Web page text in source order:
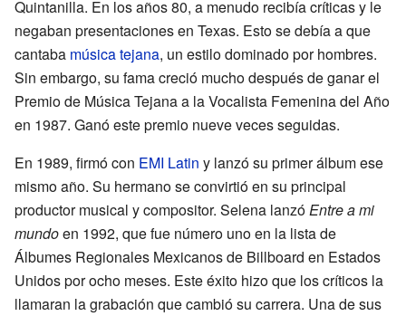
Quintanilla. En los años 80, a menudo recibía críticas y le
negaban presentaciones en Texas. Esto se debía a que
cantaba música tejana, un estilo dominado por hombres.
Sin embargo, su fama creció mucho después de ganar el
Premio de Música Tejana a la Vocalista Femenina del Año
en 1987. Ganó este premio nueve veces seguidas.
En 1989, firmó con EMI Latin y lanzó su primer álbum ese
mismo año. Su hermano se convirtió en su principal
productor musical y compositor. Selena lanzóEntre a mi
mundoen 1992, que fue número uno en la lista de
Álbumes Regionales Mexicanos de Billboard en Estados
Unidos por ocho meses. Este éxito hizo que los críticos la
llamaran la grabación que cambió su carrera. Una de sus